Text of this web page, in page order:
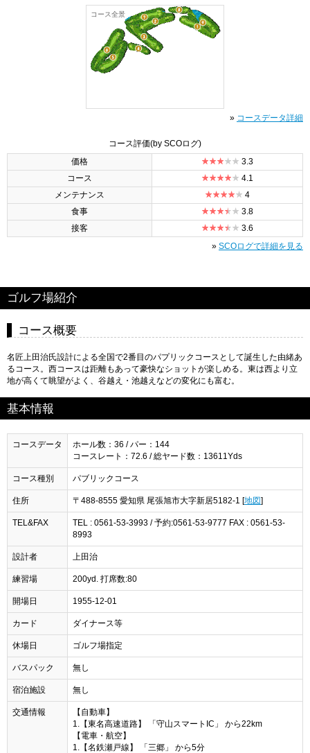
コース全景
» コースデータ詳細
コース評価(by SCOログ)
価格
3.3
コース
4.1
メンテナンス
4
食事
3.8
接客
3.6
» SCOログで詳細を見る
ゴルフ場紹介
コース概要
名匠上田治氏設計による全国で2番目のパプリックコースとして誕生した由緒あ
るコース。西コースは距離もあって豪快なショットが楽しめる。東は西より立
地が高くて眺望がよく、谷越え・池越えなどの変化にも富む。
基本情報
コースデータ
ホール数：36 / パー：144
コースレート：72.6 / 総ヤード数：13611Yds
コース種別 パブリックコース
住所 〒488-8555 愛知県 尾張旭市大字新居5182-1 [ 地図
TEL&FAX
TEL : 0561-53-3993 / 予約:0561-53-9777 FAX : 0561-53-
8993
設計者 上田治
練習場 200yd. 打席数:80
開場日 1955-12-01
カード ダイナース等
休場日 ゴルフ場指定
バスパック 無し
宿泊施設 無し
交通情報
【自動車】
1.【東名高速道路】 「守山スマートIC」 から22km
【電車・航空】
1.【名鉄瀬戸線】 「三郷」 から5分